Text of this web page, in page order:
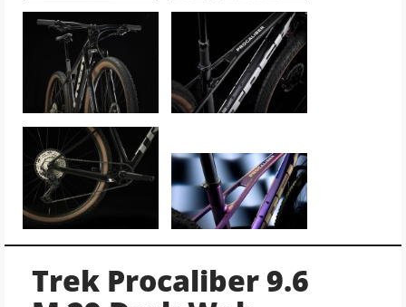
Trek Procaliber 9.6